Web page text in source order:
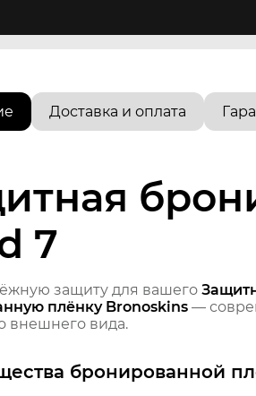
Доставка и оплата
7
защиту для вашего
плёнку Bronoskins —
внешнего вида.
бронированной